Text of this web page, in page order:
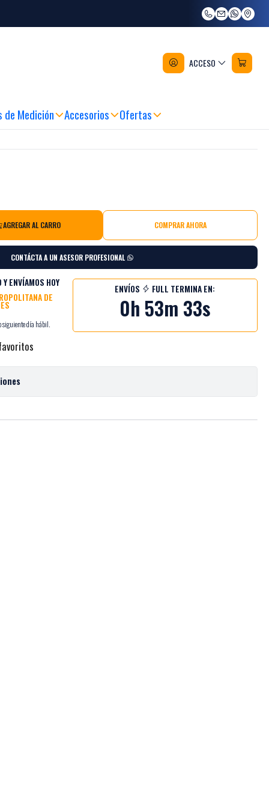
ACCESO
de Medición Accesorios Ofertas
Hss 4,5,6,8 Y 10mm Makita
AGREGAR AL CARRO COMPRAR AHORA
CONTÁCTA A UN ASESOR PROFESIONAL
ENVÍAMOS HOY
DE
siguiente día hábil.
ENVÍOS FULL TERMINA EN:
0h 53m 32s